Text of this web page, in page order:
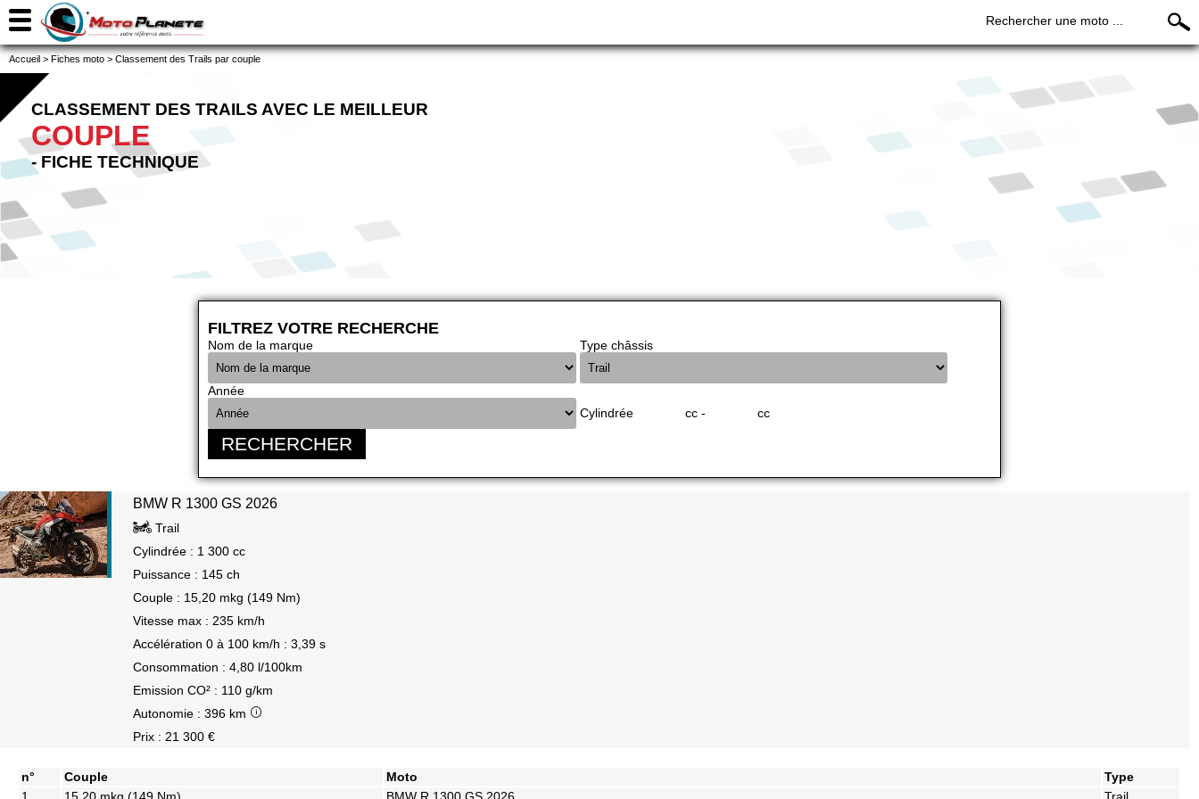
Rechercher une moto ...
Accueil > Fiches moto > Classement des Trails par couple
CLASSEMENT DES TRAILS AVEC LE MEILLEUR
COUPLE
- FICHE TECHNIQUE
FILTREZ VOTRE RECHERCHE
Nom de la marque Type châssis
Année
Cylindrée
cc - cc
RECHERCHER
BMW R 1300 GS 2026
Trail
Cylindrée : 1 300 cc
Puissance : 145 ch
Couple : 15,20 mkg (149 Nm)
Vitesse max : 235 km/h
Accélération 0 à 100 km/h : 3,39 s
Consommation : 4,80 l/100km
Emission CO² : 110 g/km
Autonomie : 396 km
Prix : 21 300 €
n° Couple Moto
Type